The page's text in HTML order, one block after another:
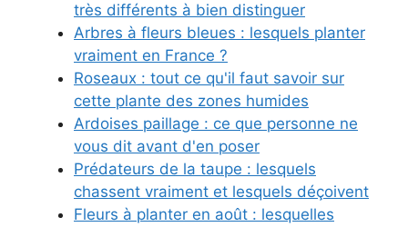
très différents à bien distinguer
Arbres à fleurs bleues : lesquels planter
vraiment en France ?
Roseaux : tout ce qu'il faut savoir sur
cette plante des zones humides
Ardoises paillage : ce que personne ne
vous dit avant d'en poser
Prédateurs de la taupe : lesquels
chassent vraiment et lesquels déçoivent
Fleurs à planter en août : lesquelles